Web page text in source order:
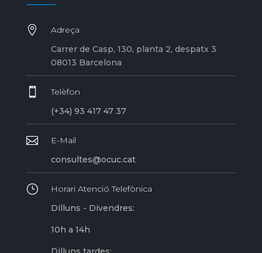

Adreça
Carrer de Casp, 130, planta 2, despatx 3
08013 Barcelona

Telèfon
(+34) 93 417 47 37

E-Mail
consultes@ocuc.cat
}
Horari Atenció Telefònica
Dilluns - Divendres:
10h a 14h